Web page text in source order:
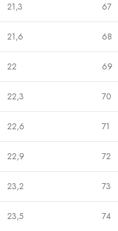
21,3 67
21,6 68
22 69
22,3 70
22,6 71
22,9 72
23,2 73
23,5 74